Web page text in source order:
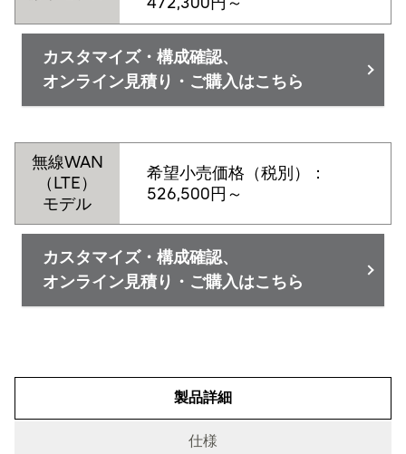
カスタマイズ・構成確認、
オンライン見積り・ご購入はこちら
無線WAN
（LTE）
モデル
希望小売価格（税別）：
526,500円～
カスタマイズ・構成確認、
オンライン見積り・ご購入はこちら
製品詳細
仕様